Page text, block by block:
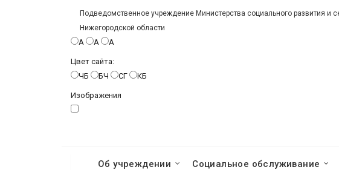
Подведомственное учреждение Министерства социального развития и
Нижегородской области
A
A A
Цвет сайта:
ЧБ
БЧ СГ КБ
Изображения
Об учреждении Социальное обслуживание